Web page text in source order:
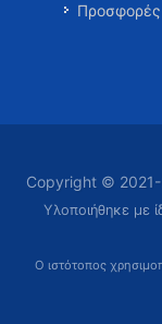
Copyright © 2021-
Υλοποιήθηκε με
Ο ιστότοπος